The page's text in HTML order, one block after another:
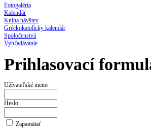
Fotogaléria
Kalendár
Kniha návštev
Gréckokatolícky kalendár
Spoločenstvá
Vyhľadávanie
Prihlasovací
Užívateľské meno
Heslo
Zapamätať